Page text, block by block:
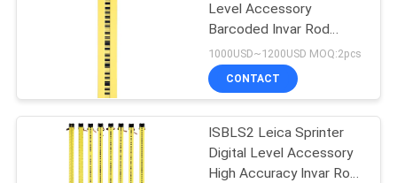
SITEMAP
POLICY
Prisma Pole Bipod
11
Level Accessory
Barcoded Invar Rod
Staff 2m for DINI Series
Level
1000USD~1200USD MOQ:2pcs
CONTACT
ISBLS2 Leica Sprinter
Digital Level Accessory
High Accuracy Invar Rod